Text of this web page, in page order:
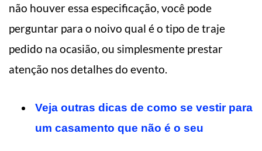
não houver essa especificação, você pode
perguntar para o noivo qual é o tipo de traje
pedido na ocasião, ou simplesmente prestar
atenção nos detalhes do evento.
Veja outras dicas de como se vestir para
um casamento que não é o seu